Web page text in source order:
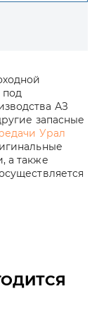
под
АЗ
запасные
Урал
а также